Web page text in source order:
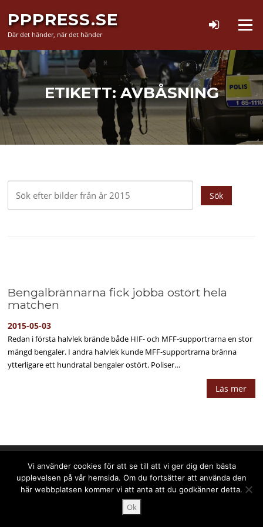
innehåll
PPPRESS.SE
Där det händer, när det händer
Meny
ETIKETT: AVBÅSNING
Sök
Bengalbrännarna fick jobba ostört hela
matchen
2015-05-03
Redan i första halvlek brände både HIF- och MFF-supportrarna en stor
mängd bengaler. I andra halvlek kunde MFF-supportrarna bränna
ytterligare ett hundratal bengaler ostört. Poliser…
Läs mer
Upphovsrätt © 2025 PPPress.se. Alla rättigheter förbehålls.
Vi använder cookies för att se till att vi ger dig den bästa
upplevelsen på vår hemsida. Om du fortsätter att använda den
här webbplatsen kommer vi att anta att du godkänner detta.
Ok